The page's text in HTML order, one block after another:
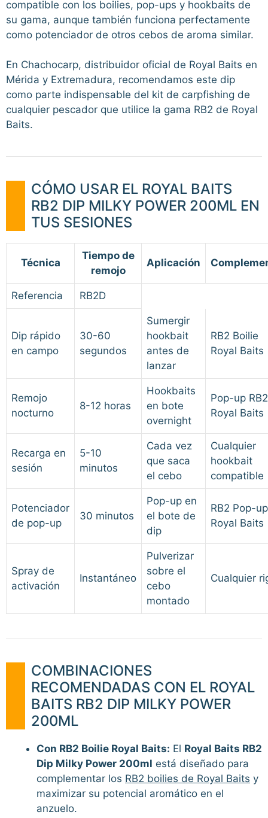
compatible con los boilies, pop-ups y hookbaits de
su gama, aunque también funciona perfectamente
como potenciador de otros cebos de aroma similar.
En Chachocarp, distribuidor oficial de Royal Baits en
Mérida y Extremadura, recomendamos este dip
como parte indispensable del kit de carpfishing de
cualquier pescador que utilice la gama RB2 de Royal
Baits.
CÓMO USAR EL ROYAL BAITS
RB2 DIP MILKY POWER 200ML EN
TUS SESIONES
Referencia RB2D
Técnica
Tiempo de
remojo
Aplicación
Dip rápido
en campo
30-60
segundos
Sumergir
hookbait
antes de
lanzar
RB2 Boilie
Royal Baits
Remojo
nocturno
8-12 horas
Hookbaits
en bote
overnight
Pop-up RB2
Royal Baits
Recarga en
sesión
5-10
minutos
Cada vez
que saca
el cebo
Cualquier
hookbait
compatible
Potenciador
de pop-up
30 minutos
Pop-up en
el bote de
dip
RB2 Pop-up
Royal Baits
Spray de
activación
Instantáneo
Pulverizar
sobre el
cebo
montado
Cualquier
COMBINACIONES
RECOMENDADAS CON EL ROYAL
BAITS RB2 DIP MILKY POWER
200ML
Con RB2 Boilie Royal Baits: El Royal Baits RB2
Dip Milky Power 200ml está diseñado para
complementar los RB2 boilies de Royal Baits y
maximizar su potencial aromático en el
anzuelo.